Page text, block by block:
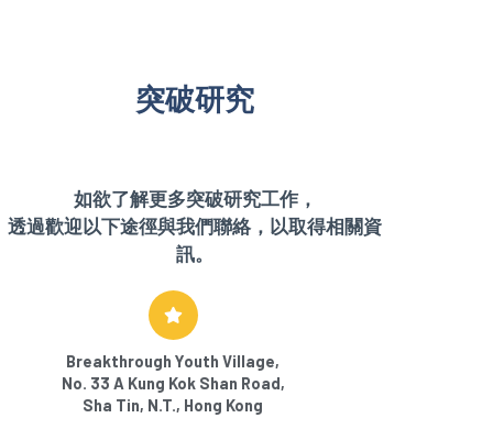
突破研究
如欲了解更多突破研究工作，
透過歡迎以下途徑與我們聯絡，以取得相關資
訊。
Breakthrough Youth Village,
No. 33 A Kung Kok Shan Road,
Sha Tin, N.T., Hong Kong